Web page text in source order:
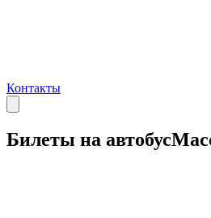
Контакты
Билеты на автобус